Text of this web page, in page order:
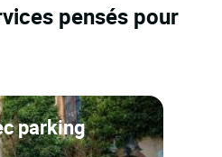
pensés pour
parking